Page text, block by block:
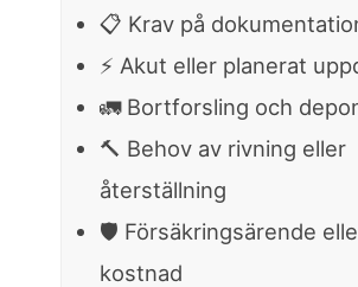
📋 Krav på
⚡ Akut eller planerat
🚛 Bortforsling och
🔨 Behov av rivning eller
återställning
🛡️ Försäkringsärende
kostnad